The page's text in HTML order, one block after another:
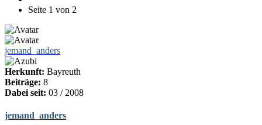
Seite 1 von 2
jemand_anders
Herkunft: Bayreuth
Beiträge: 8
Dabei seit: 03 / 2008
jemand_anders